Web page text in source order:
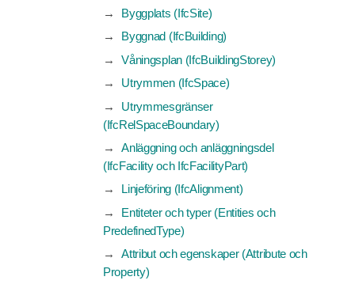
Byggplats (IfcSite)
Byggnad (IfcBuilding)
Våningsplan (IfcBuildingStorey)
Utrymmen (IfcSpace)
Utrymmesgränser
(IfcRelSpaceBoundary)
Anläggning och anläggningsdel
(IfcFacility och IfcFacilityPart)
Linjeföring (IfcAlignment)
Entiteter och typer (Entities och
PredefinedType)
Attribut och egenskaper (Attribute och
Property)